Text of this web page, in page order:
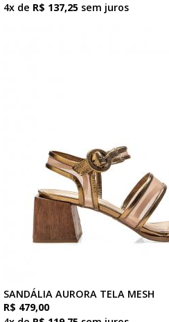
4x de R$ 137,25 sem juros
SANDÁLIA AURORA TELA MESH
R$ 479,00